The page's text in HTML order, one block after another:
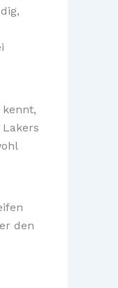
den